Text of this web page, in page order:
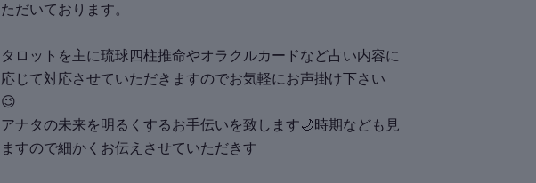
ただいております。
タロットを主に琉球四柱推命やオラクルカードなど占い内容に
応じて対応させていただきますのでお気軽にお声掛け下さい
😉
アナタの未来を明るくするお手伝いを致します🌙時期なども見
ますので細かくお伝えさせていただきす